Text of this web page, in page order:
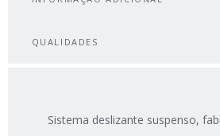
QUALIDADES
Sistema deslizante suspenso,